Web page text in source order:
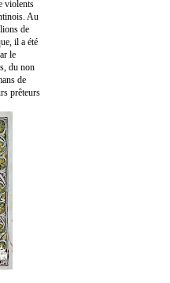
violents
Au
de
il a été
le
du non
de
prêteurs